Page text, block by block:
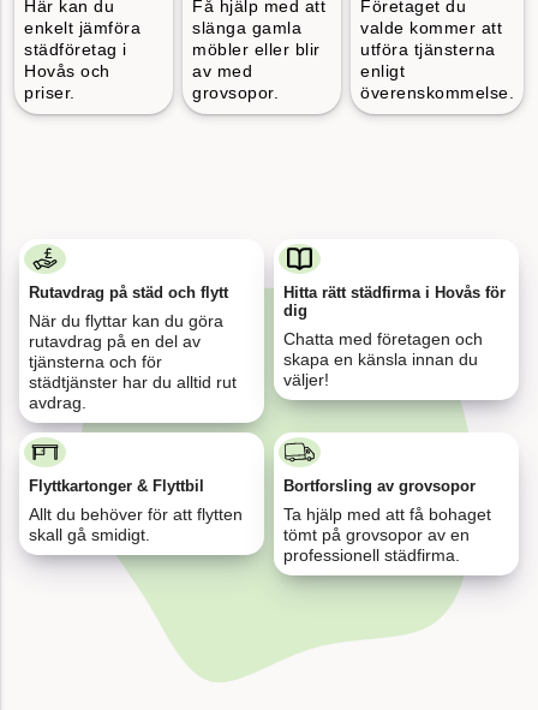
4 kärl löpande papper och plast, Växjö
för 19
minuter
Fönsterputs och kontorsstäd, Helsingborg
sedan
Uppköp av dödsbo i Stockholm, 180 kvm
sedan
enkelt jämföra
städföretag i
Hovås och
priser.
slänga gamla
möbler eller blir
av med
grovsopor.
valde kommer att
utföra tjänsterna
enligt
överenskommelse.
Rutavdrag på städ och flytt
rutavdrag på en del av
tjänsterna och för
städtjänster har du alltid rut
avdrag.
Hitta rätt städfirma i Hovås för
dig
skapa en känsla innan du
väljer!
Flyttkartonger & Flyttbil
skall gå smidigt.
Bortforsling av grovsopor
tömt på grovsopor av en
professionell städfirma.